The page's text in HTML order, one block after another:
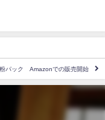
パック Amazonでの販売開始